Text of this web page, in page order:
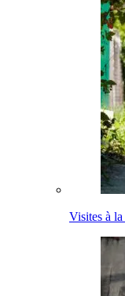
Visites à